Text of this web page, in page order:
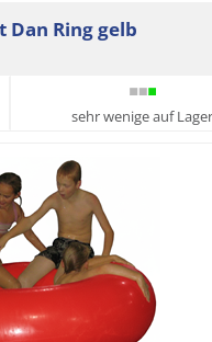
Dan Ring gelb
sehr wenige auf Lager